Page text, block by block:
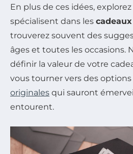
En plus de ces idées,
spécialisent dans les
trouverez souvent des
âges et toutes les occasions.
définir la valeur de votre
vous tourner vers des
originales qui sauront
entourent.